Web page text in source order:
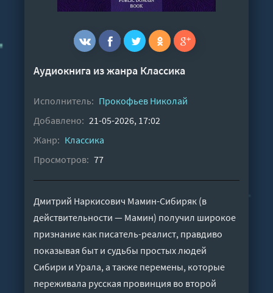
Аудиокнига из жанра Классика
Исполнитель: Прокофьев Николай
Добавлено: 21-05-2026, 17:02
Жанр: Классика
Просмотров: 77
Дмитрий Наркисович Мамин-Сибиряк (в
действительности — Мамин) получил широкое
признание как писатель-реалист, правдиво
показывая быт и судьбы простых людей
Сибири и Урала, а также перемены, которые
переживала русская провинция во второй